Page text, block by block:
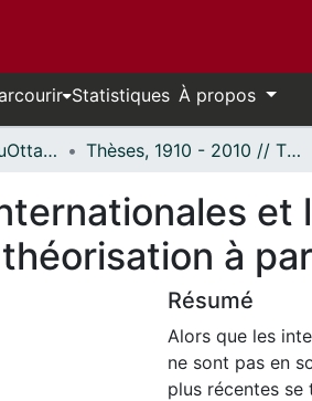
Statistiques À propos
Thèses uOttawa // uOttawa Theses Thèses, 1910 - 2010 // Theses, 1910 - 2010
à
Résumé
Alors que les
ne sont pas en
plus récentes se